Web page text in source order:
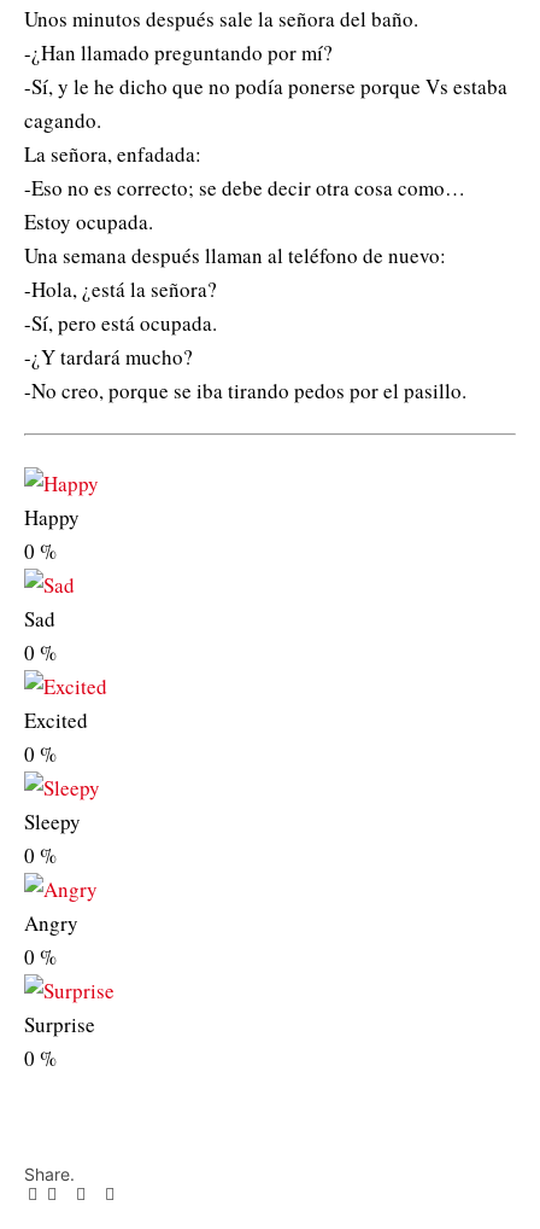
Unos minutos después sale la señora del baño.
-¿Han llamado preguntando por mí?
-Sí, y le he dicho que no podía ponerse porque Vs estaba
cagando.
La señora, enfadada:
-Eso no es correcto; se debe decir otra cosa como…
Estoy ocupada.
Una semana después llaman al teléfono de nuevo:
-Hola, ¿está la señora?
-Sí, pero está ocupada.
-¿Y tardará mucho?
-No creo, porque se iba tirando pedos por el pasillo.
Happy
0 %
Sad
0 %
Excited
0 %
Sleepy
0 %
Angry
0 %
Surprise
0 %
Share.
Facebook
TwitterPinterest
LinkedIn
Tumblr
Email